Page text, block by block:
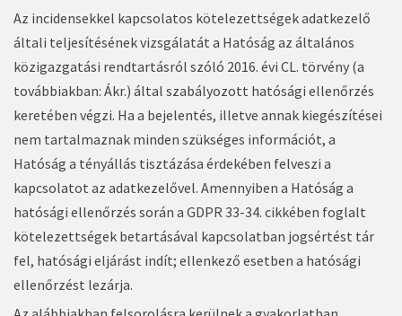
Az incidensekkel kapcsolatos kötelezettségek adatkezelő
általi teljesítésének vizsgálatát a Hatóság az általános
közigazgatási rendtartásról szóló 2016. évi CL. törvény (a
továbbiakban: Ákr.) által szabályozott hatósági ellenőrzés
keretében végzi. Ha a bejelentés, illetve annak kiegészítései
nem tartalmaznak minden szükséges információt, a
Hatóság a tényállás tisztázása érdekében felveszi a
kapcsolatot az adatkezelővel. Amennyiben a Hatóság a
hatósági ellenőrzés során a GDPR 33-34. cikkében foglalt
kötelezettségek betartásával kapcsolatban jogsértést tár
fel, hatósági eljárást indít; ellenkező esetben a hatósági
ellenőrzést lezárja.